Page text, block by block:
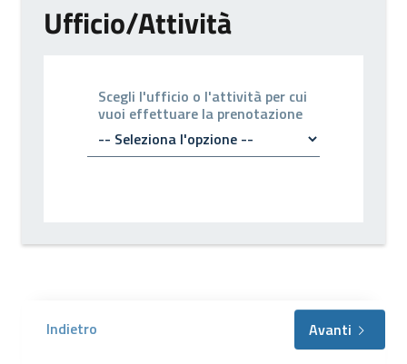
Ufficio/Attività
Scegli l'ufficio o l'attività per cui
vuoi effettuare la prenotazione
Indietro Avanti